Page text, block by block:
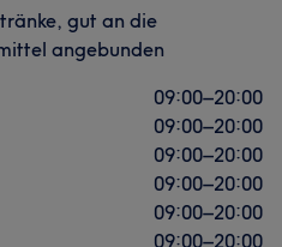
gut an die
angebunden
09:00–20:00
09:00–20:00
09:00–20:00
09:00–20:00
09:00–20:00
09:00–20:00